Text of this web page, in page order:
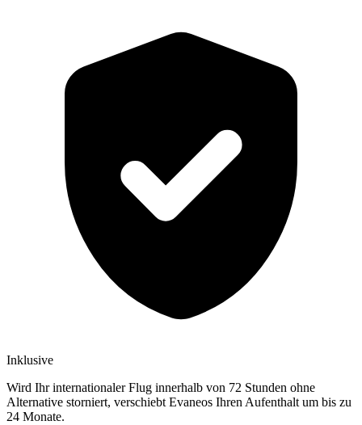
Inklusive
Wird Ihr internationaler Flug innerhalb von 72 Stunden ohne
Alternative storniert, verschiebt Evaneos Ihren Aufenthalt um bis zu
24 Monate.